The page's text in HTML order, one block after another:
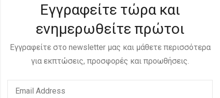
Εγγραφείτε τώρα και
ενημερωθείτε πρώτοι
Εγγραφείτε στο newsletter μας και μάθετε περισσότερα
για εκπτώσεις, προσφορές και προωθήσεις.